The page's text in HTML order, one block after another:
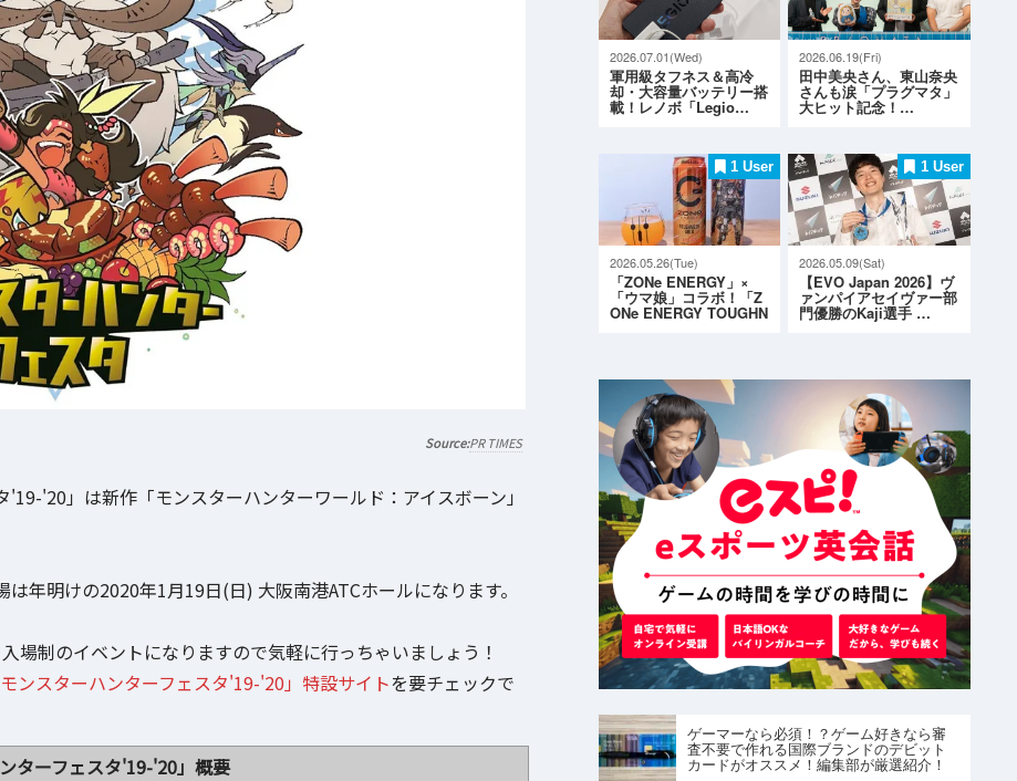
PR TIMES
'20」は新作「モンスターハンターワールド：アイスボーン」
年明けの2020年1月19日(日) 大阪南港ATCホールになります。
場制のイベントになりますので気軽に行っちゃいましょう！
モンスターハンターフェスタ'19-'20」特設サイトを要チェックで
ターフェスタ'19-'20」概要
2026.07.01(Wed)
軍用級タフネス＆高冷
却・大容量バッテリー搭
載！レノボ「Legio…
2026.06.19(Fri)
田中美央さん、東山奈央
さんも涙「プラグマタ」
大ヒット記念！…
1 User
2026.05.26(Tue)
「ZONe ENERGY」×
「ウマ娘」コラボ！「Z
ONe ENERGY TOUGHN
1 User
2026.05.09(Sat)
【EVO Japan 2026】ヴ
ァンパイアセイヴァー部
門優勝のKaji選手 …
ゲーマーなら必須！？ゲーム好きなら審
査不要で作れる国際ブランドのデビット
カードがオススメ！編集部が厳選紹介！